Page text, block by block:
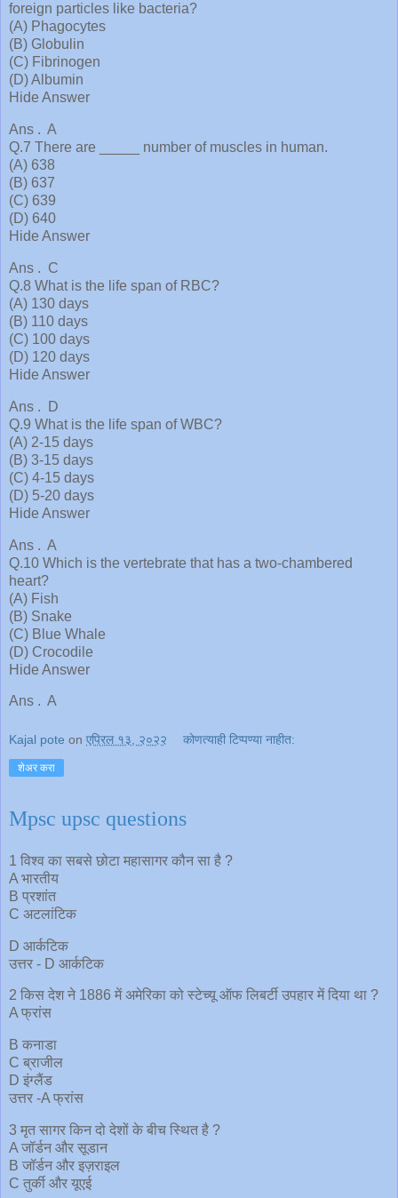
foreign particles like bacteria?
(A) Phagocytes
(B) Globulin
(C) Fibrinogen
(D) Albumin
Hide Answer
Ans . A
Q.7 There are _____ number of muscles in human.
(A) 638
(B) 637
(C) 639
(D) 640
Hide Answer
Ans . C
Q.8 What is the life span of RBC?
(A) 130 days
(B) 110 days
(C) 100 days
(D) 120 days
Hide Answer
Ans . D
Q.9 What is the life span of WBC?
(A) 2-15 days
(B) 3-15 days
(C) 4-15 days
(D) 5-20 days
Hide Answer
Ans . A
Q.10 Which is the vertebrate that has a two-chambered
heart?
(A) Fish
(B) Snake
(C) Blue Whale
(D) Crocodile
Hide Answer
Ans . A
Kajal pote on एप्रिल १३, २०२२ कोणत्याही टिप्पण्‍या नाहीत:
शेअर करा
Mpsc upsc questions
1 विश्व का सबसे छोटा महासागर कौन सा है ?
A भारतीय
B प्रशांत
C अटलांटिक
D आर्कटिक
उत्तर - D आर्कटिक
2 किस देश ने 1886 में अमेरिका को स्टेच्यू ऑफ लिबर्टी उपहार में दिया था ?
A फ्रांस
B कनाडा
C ब्राजील
D इंग्लैंड
उत्तर -A फ्रांस
3 मृत सागर किन दो देशों के बीच स्थित है ?
A जॉर्डन और सूडान
B जॉर्डन और इज़राइल
C तुर्की और यूएई